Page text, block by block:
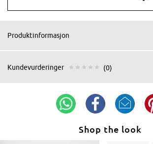
Produktinformasjon
Kundevurderinger (0)
Shop the look